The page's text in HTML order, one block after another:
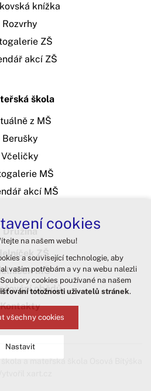
knížka
Rozvrhy
ZŠ
akcí ZŠ
škola
z MŠ
Berušky
Včeličky
MŠ
akcí MŠ
Družina
ZŠ
MŠ
obědů
Kontakty
a mateřská škola Osová Bítýška
cookies
na našem webu!
a související technologie, aby
vašim potřebám a vy na webu nalezli
cookies používané na našem
totožnosti uživatelů stránek.
všechny cookies
Nastavit